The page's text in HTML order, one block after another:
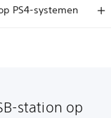
PS4-systemen
station op